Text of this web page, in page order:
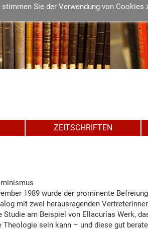
Sie der Verwendung von Cookies
ZEITSCHRIFTEN
1989 wurde der prominente
mit zwei herausragenden
am Beispiel von Ellacurías Werk,
sein kann – und diese gut